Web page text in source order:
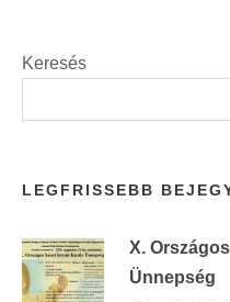
Keresés
LEGFRISSEBB
X.
Ünnepség